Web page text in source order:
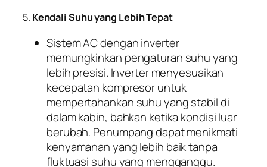
5. Kendali Suhu yang Lebih Tepat
Sistem AC dengan inverter
memungkinkan pengaturan suhu yang
lebih presisi. Inverter menyesuaikan
kecepatan kompresor untuk
mempertahankan suhu yang stabil di
dalam kabin, bahkan ketika kondisi luar
berubah. Penumpang dapat menikmati
kenyamanan yang lebih baik tanpa
fluktuasi suhu yang mengganggu.